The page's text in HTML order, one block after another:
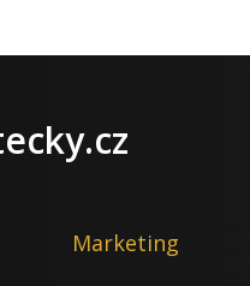
Marketing